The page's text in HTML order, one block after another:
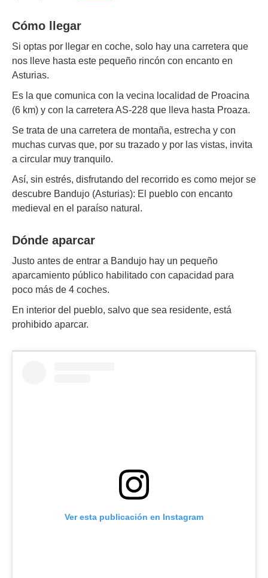
Cómo llegar
Si optas por llegar en coche, solo hay una carretera que
nos lleve hasta este pequeño rincón con encanto en
Asturias.
Es la que comunica con la vecina localidad de Proacina
(6 km) y con la carretera AS-228 que lleva hasta Proaza.
Se trata de una carretera de montaña, estrecha y con
muchas curvas que, por su trazado y por las vistas, invita
a circular muy tranquilo.
Así, sin estrés, disfrutando del recorrido es como mejor se
descubre Bandujo (Asturias): El pueblo con encanto
medieval en el paraíso natural.
Dónde aparcar
Justo antes de entrar a Bandujo hay un pequeño
aparcamiento público habilitado con capacidad para
poco más de 4 coches.
En interior del pueblo, salvo que sea residente, está
prohibido aparcar.
Ver esta publicación en Instagram